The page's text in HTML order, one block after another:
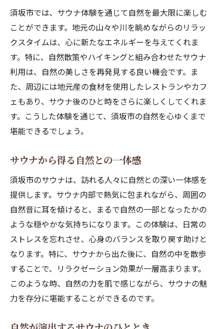
須坂市では、サウナ体験を通じて自然を最大限に楽しむ
ことができます。地元の山々や川を眺めながらのリラッ
クスタイムは、心に新たなエネルギーを与えてくれま
す。特に、自然散策やハイキングと組み合わせたサウナ
利用は、自然の美しさを再発見する良い機会です。ま
た、周辺には地元産の食材を使用したレストランやカフ
ェもあり、サウナ後のひと時をさらに楽しくしてくれま
す。こうした体験を通じて、須坂市の自然を心ゆくまで
堪能できるでしょう。
サウナから得る自然との一体感
須坂市のサウナは、訪れる人々に自然との深い一体感を
提供します。サウナ内部で熱気に包まれながら、周囲の
自然音に耳を傾けると、まるで自然の一部となったかの
ような穏やかな気持ちになります。この体験は、日常の
ストレスを忘れさせ、心身のバランスを取り戻す助けと
なります。特に、サウナから出た後に、自然の中を散歩
することで、リラクゼーション効果が一層高まります。
このような時、自然の力を肌で感じながら、サウナの魅
力を存分に堪能することができるのです。